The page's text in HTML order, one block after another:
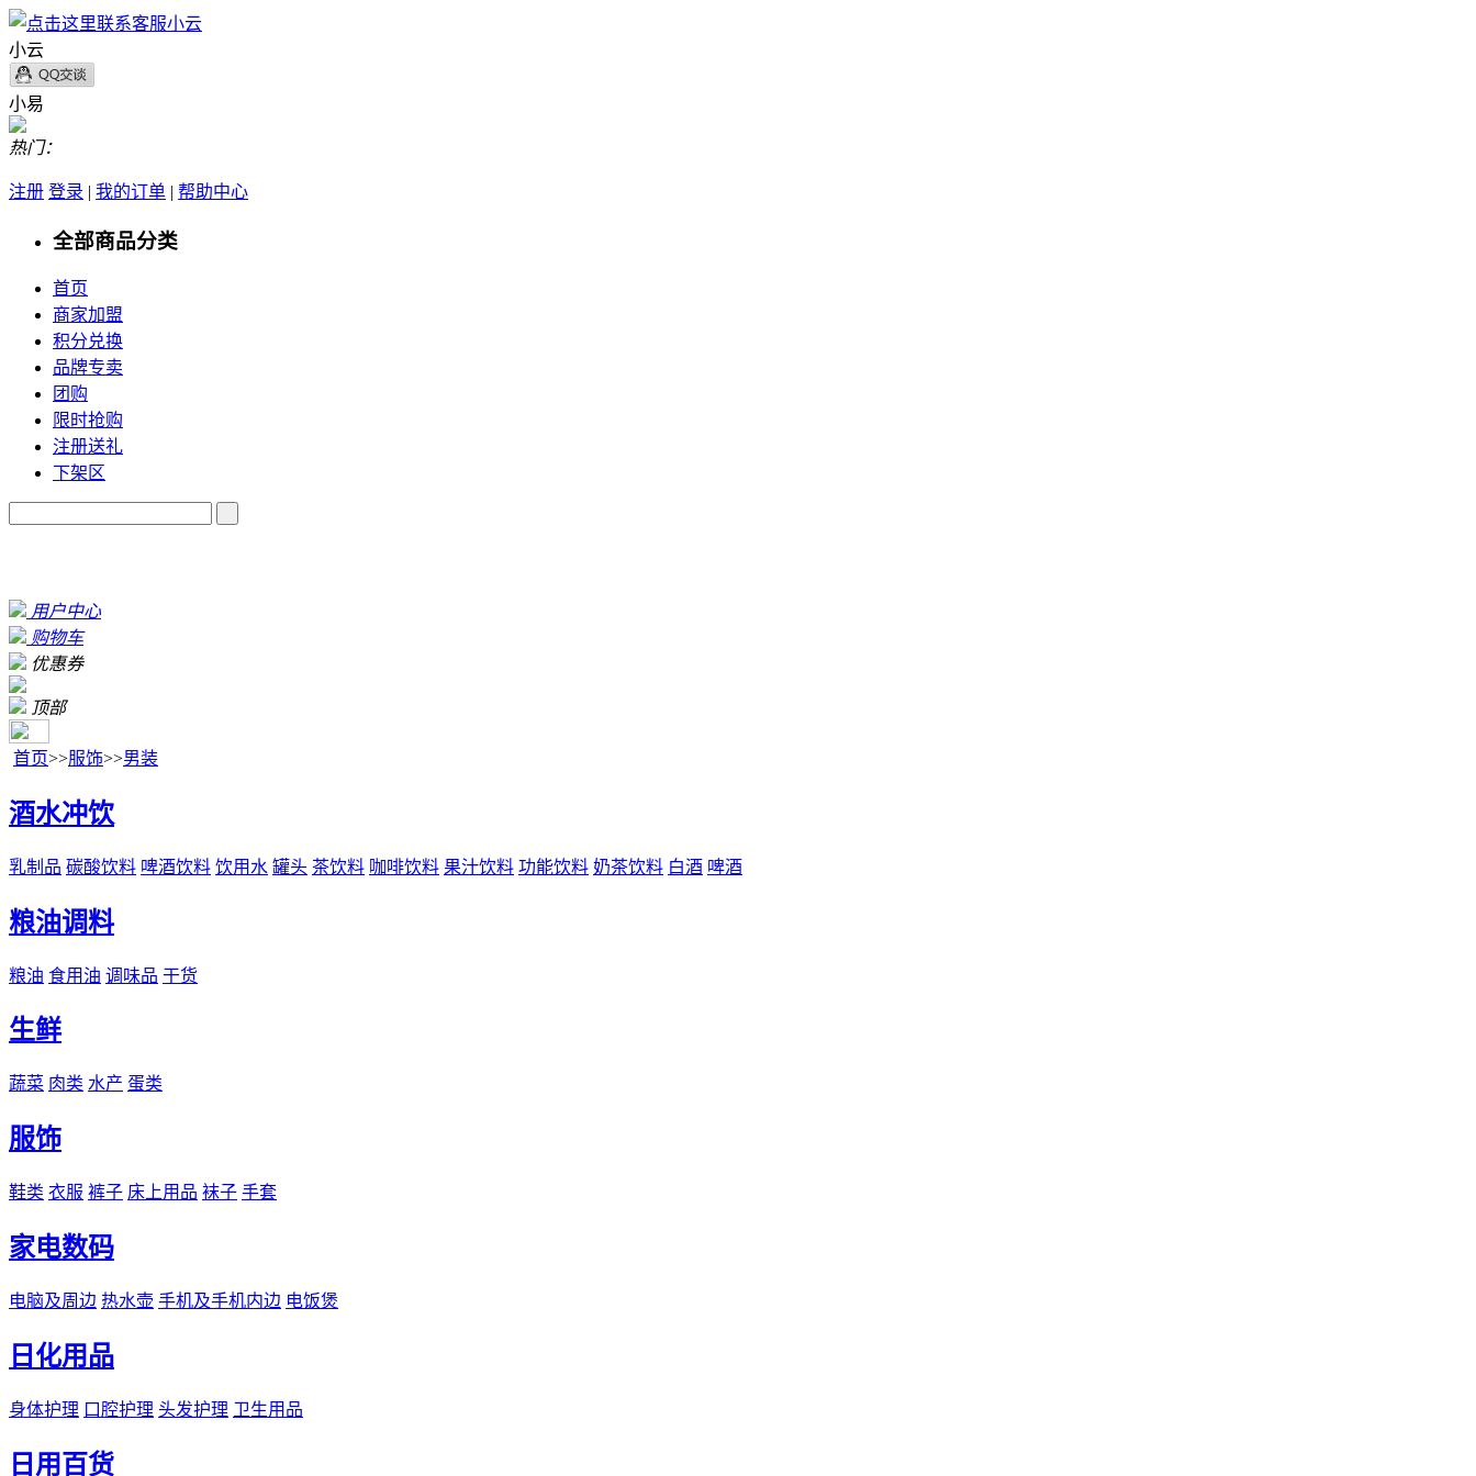
小云
小易
热门：
注册 登录 | 我的订单 | 帮助中心
全部商品分类
首页
商家加盟
积分兑换
品牌专卖
团购
限时抢购
注册送礼
下架区
用户中心
购物车
优惠券
顶部
首页>>服饰>>男装
酒水冲饮
乳制品 碳酸饮料 啤酒饮料 饮用水 罐头 茶饮料 咖啡饮料 果汁饮料 功能饮料 奶茶饮料 白酒 啤酒
粮油调料
粮油 食用油 调味品 干货
生鲜
蔬菜 肉类 水产 蛋类
服饰
鞋类 衣服 裤子 床上用品 袜子 手套
家电数码
电脑及周边 热水壶 手机及手机内边 电饭煲
日化用品
身体护理 口腔护理 头发护理 卫生用品
日用百货